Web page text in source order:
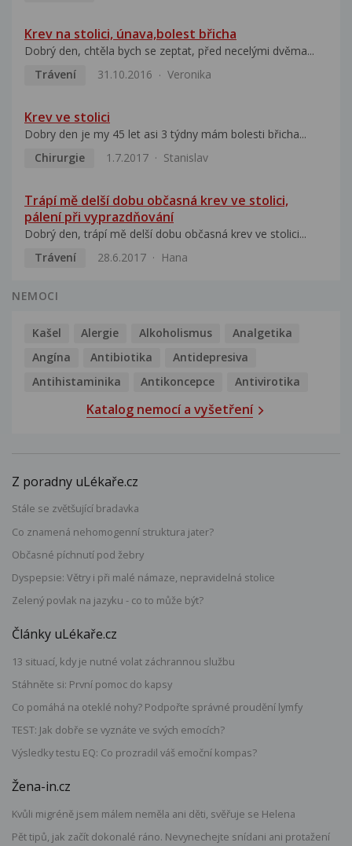
Krev na stolici, únava,bolest břicha
Dobrý den, chtěla bych se zeptat, před necelými dvěma...
Trávení
31.10.2016 Veronika
Krev ve stolici
Dobry den je my 45 let asi 3 týdny mám bolesti břicha...
Chirurgie
1.7.2017 Stanislav
Trápí mě delší dobu občasná krev ve stolici,
pálení při vyprazdňování
Dobrý den, trápí mě delší dobu občasná krev ve stolici...
Trávení
28.6.2017 Hana
NEMOCI
Kašel Alergie Alkoholismus
Analgetika
Angína
Antibiotika
Antidepresiva
Antihistaminika
Antikoncepce Antivirotika
Katalog nemocí a vyšetření
Z poradny uLékaře.cz
Stále se zvětšující bradavka
Co znamená nehomogenní struktura jater?
Občasné píchnutí pod žebry
Dyspepsie: Větry i při malé námaze, nepravidelná stolice
Zelený povlak na jazyku - co to může být?
Články uLékaře.cz
13 situací, kdy je nutné volat záchrannou službu
Stáhněte si: První pomoc do kapsy
Co pomáhá na oteklé nohy? Podpořte správné proudění lymfy
TEST: Jak dobře se vyznáte ve svých emocích?
Výsledky testu EQ: Co prozradil váš emoční kompas?
Žena-in.cz
Kvůli migréně jsem málem neměla ani děti, svěřuje se Helena
Pět tipů, jak začít dokonalé ráno. Nevynechejte snídani ani protažení